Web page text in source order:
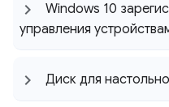
Windows 10
управления
Диск для